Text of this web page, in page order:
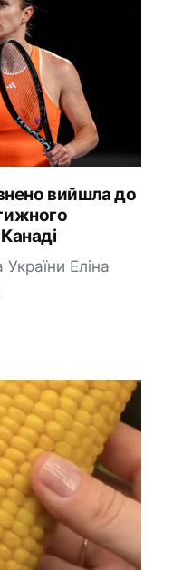
вийшла до
Еліна